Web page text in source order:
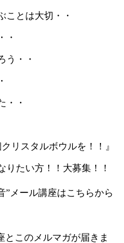
ことは大切・・
・
う・・
・・
リスタルボウルを！！』
たい方！！大募集！！
”メール講座はこちらから
とこのメルマガが届きま